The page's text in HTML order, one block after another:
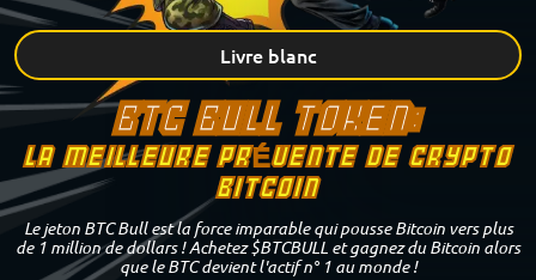
Livre blanc
BTC BULL TOKEN:
LA MEILLEURE PRÉVENTE DE CRYPTO
BITCOIN
Le jeton BTC Bull est la force imparable qui pousse Bitcoin vers plus
de 1 million de dollars ! Achetez $BTCBULL et gagnez du Bitcoin alors
que le BTC devient l'actif n° 1 au monde !